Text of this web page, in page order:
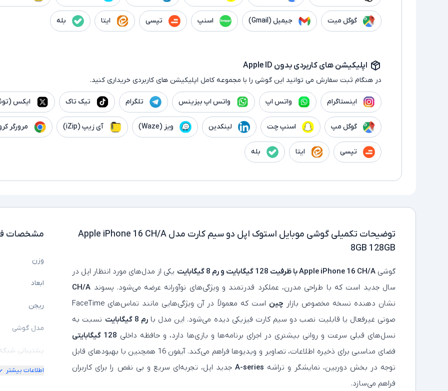
گوگل میت جیمیل (Gmail) اسنپ تپسی ایتا بله
اپلیکیشن های کاربردی بدون Apple ID
در هنگام ثبت سفارش می توانید این گوشی را با مجموعه کامل اپلیکیشن های کاربردی خریداری کنید.
اینستاگرام واتس اپ واتس اپ بیزینس تلگرام تیک تاک ایکس
گوگل مپ اسنپ چت لینکدین ویز (Waze) آی زیپ (iZip) مرورگر
تپسی ایتا بله
توضیحات تکمیلی
گوشی موبایل استوک اپل دو سیم‌ کارت مدل Apple iPhone 16 CH/A
8GB 128GB
گوشی Apple iPhone 16 CH/A با ظرفیت 128 گیگابایت و رم 8 گیگابایت
یکی از مدل‌های مورد انتظار اپل در
سال جدید است که با طراحی مدرن، عملکرد قدرتمند و ویژگی‌های نوآورانه عرضه می‌شود. پسوند CH/A
نشان‌ دهنده نسخه مخصوص بازار چین
است که معمولاً در آن ویژگی‌هایی مانند تماس‌های FaceTime
صوتی غیرفعال یا قابلیت نصب دو سیم‌ کارت فیزیکی دیده می‌شود. این مدل بارم 8 گیگابایت
نسبت به
نسل‌های قبلی سرعت و روانی بیشتری در اجرای برنامه‌ها و بازی‌ها دارد، و حافظه داخلی 128 گیگابایتی
فضای مناسبی برای ذخیره اطلاعات، تصاویر و ویدیوها فراهم می‌کند. آیفون 16 همچنین با بهبودهای قابل
توجه در بخش دوربین، نمایشگر و تراشه A-seriesجدید اپل، تجربه‌ای سریع و بی‌ نقص را برای کاربران
فراهم می‌سازد.
مشخصات
وزن
ابعاد
ریجن
مدل گوشی
پشتیبانی
تعداد سیم
اطلاعات بیشتر